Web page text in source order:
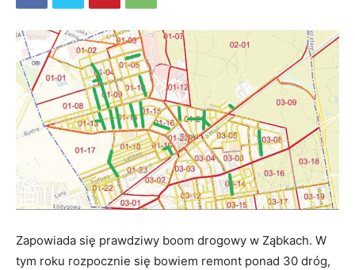
Zapowiada się prawdziwy boom drogowy w Ząbkach. W
tym roku rozpocznie się bowiem remont ponad 30 dróg,